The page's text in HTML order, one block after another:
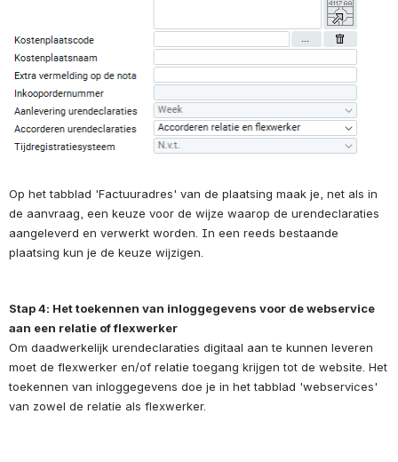
Op het tabblad 'Factuuradres' van de plaatsing maak je, net als in
de aanvraag, een keuze voor de wijze waarop de urendeclaraties
aangeleverd en verwerkt worden. In een reeds bestaande
plaatsing kun je de keuze wijzigen.
Stap 4: Het toekennen van inloggegevens voor de webservice
aan een relatie of flexwerker
Om daadwerkelijk urendeclaraties digitaal aan te kunnen leveren
moet de flexwerker en/of relatie toegang krijgen tot de website. Het
toekennen van inloggegevens doe je in het tabblad 'webservices'
van zowel de relatie als flexwerker.